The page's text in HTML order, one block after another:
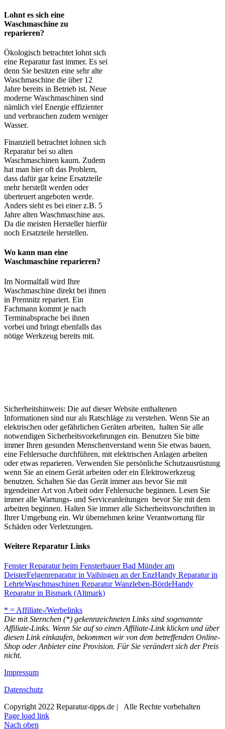
Lohnt es sich eine
Waschmaschine zu
reparieren?
Ökologisch betrachtet lohnt sich
eine Reparatur fast immer. Es sei
denn Sie besitzen eine sehr alte
Waschmaschine die über 12
Jahre bereits in Betrieb ist. Neue
moderne Waschmaschinen sind
nämlich viel Energie effizienter
und verbrauchen zudem weniger
Wasser.
Finanziell betrachtet lohnen sich
Reparatur bei so alten
Waschmaschinen kaum. Zudem
hat man hier oft das Problem,
dass dafür gar keine Ersatzteile
mehr herstellt werden oder
überteuert angeboten werde.
Anders sieht es bei einer z.B. 5
Jahre alten Waschmaschine aus.
Da die meisten Hersteller hierfür
noch Ersatzteile herstellen.
Wo kann man eine
Waschmaschine reparieren?
Im Normalfall wird Ihre
Waschmaschine direkt bei ihnen
in Premnitz repariert. Ein
Fachmann kommt je nach
Terminabsprache bei ihnen
vorbei und bringt ebenfalls das
nötige Werkzeug bereits mit.
Sicherheitshinweis: Die auf dieser Website enthaltenen
Informationen sind nur als Ratschläge zu verstehen. Wenn Sie an
elektrischen oder gefährlichen Geräten arbeiten, halten Sie alle
notwendigen Sicherheitsvorkehrungen ein. Benutzen Sie bitte
immer Ihren gesunden Menschenverstand wenn Sie etwas bauen,
eine Fehlersuche durchführen, mit elektrischen Anlagen arbeiten
oder etwas reparieren. Verwenden Sie persönliche Schutzausrüstung
wenn Sie an einem Gerät arbeiten oder ein Elektrowerkzeug
benutzen. Schalten Sie das Gerät immer aus bevor Sie mit
irgendeiner Art von Arbeit oder Fehlersuche beginnen. Lesen Sie
immer alle Wartungs- und Serviceanleitungen bevor Sie mit dem
arbeiten beginnen. Halten Sie immer alle Sicherheitsvorschriften in
Ihrer Umgebung ein. Wir übernehmen keine Verantwortung für
Schäden oder Verletzungen.
Weitere Reparatur Links
Fenster Reparatur beim Fensterbauer Bad Münder am
DeisterFelgenreparatur in Vaihingen an der EnzHandy Reparatur in
LehrteWaschmaschinen Reparatur Wanzleben-BördeHandy
Reparatur in Bismark (Altmark)
* = Affiliate-/Werbelinks
Die mit Sternchen (*) gekennzeichneten Links sind sogenannte
Affiliate-Links. Wenn Sie auf so einen Affiliate-Link klicken und über
diesen Link einkaufen, bekommen wir von dem betreffenden Online-
Shop oder Anbieter eine Provision. Für Sie verändert sich der Preis
nicht.
Impressum
Datenschutz
Copyright 2022 Reparatur-tipps.de | Alle Rechte vorbehalten
Page load link
Nach oben